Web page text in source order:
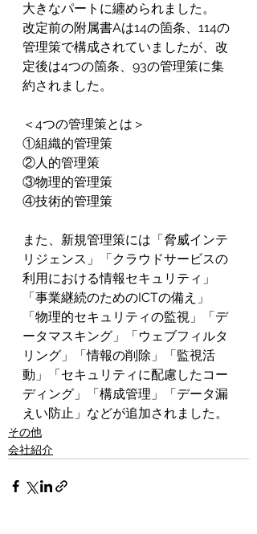
大きなパートに纏められました。
改定前の附属書Aは14の箇条、114の
管理策で構成されていましたが、改
定後は4つの箇条、93の管理策に集
約されました。
＜4つの管理策とは＞
①組織的管理策
②人的管理策
③物理的管理策
④技術的管理策
また、新規管理策には「脅威インテ
リジェンス」「クラウドサービスの
利用における情報セキュリティ」
「事業継続のためのICTの備え」
「物理的セキュリティの監視」「デ
ータマスキング」「ウェブフィルタ
リング」「情報の削除」「監視活
動」「セキュリティに配慮したコー
ディング」「構成管理」「データ漏
えい防止」などが追加されました。
その他
会社紹介